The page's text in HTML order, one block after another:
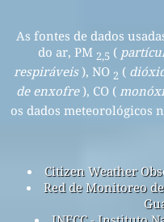
As fontes de dados
do ar, PM 2,5 (
respiráveis), NO 2 (
de enxofre), CO (
os dados meteorológicos
Citizen Weather
Red de Monitoreo